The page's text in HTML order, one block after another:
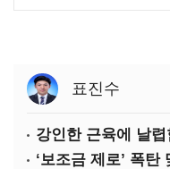
표진수
강인한 근육에 날
‘보조금 제로’ 폭